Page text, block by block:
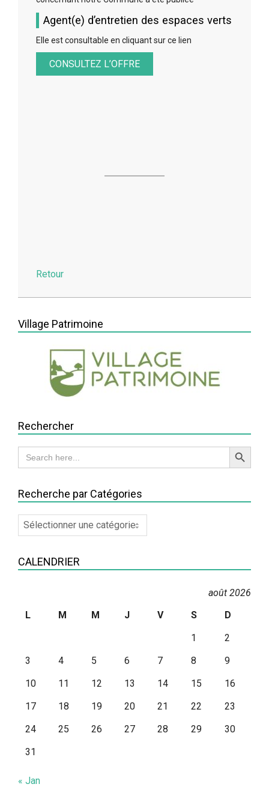
Agent(e) d’entretien des espaces verts
Elle est consultable en cliquant sur ce lien
CONSULTEZ L’OFFRE
Retour
2026-
24
Village Patrimoine
Rechercher
Search
for:
Search Button
Recherche par Catégories
Recherche
par
CALENDRIER
août 2026
L
M M J V S
D
1
2
3
4 5 6 7 8
9
10
11 12 13 14 15
16
17
18 19 20 21 22
23
24
25 26 27 28 29
30
31
« Jan